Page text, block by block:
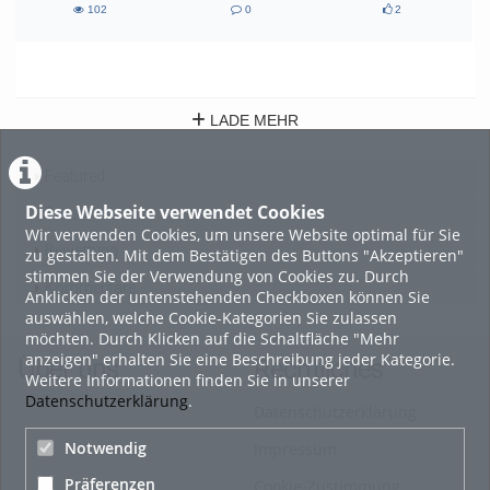
Diese Webseite verwendet Cookies
Wir verwenden Cookies, um unsere Website optimal für Sie
zu gestalten. Mit dem Bestätigen des Buttons "Akzeptieren"
stimmen Sie der Verwendung von Cookies zu. Durch
Anklicken der untenstehenden Checkboxen können Sie
auswählen, welche Cookie-Kategorien Sie zulassen
möchten. Durch Klicken auf die Schaltfläche "Mehr
anzeigen" erhalten Sie eine Beschreibung jeder Kategorie.
Weitere Informationen finden Sie in unserer
Datenschutzerklärung.
Notwendig
Präferenzen
102
0
2
LADE MEHR
Beliebtheit
Bewertung
Kommentare
Über uns Rechtliches